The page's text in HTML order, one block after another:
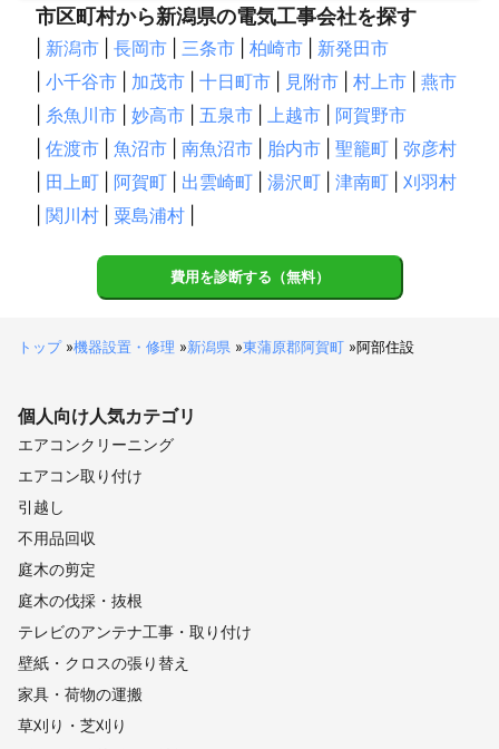
市区町村から新潟県の電気工事会社を探す
新潟市 長岡市 三条市 柏崎市
新発田市
小千谷市 加茂市 十日町市 見附市 村上市
燕市
糸魚川市 妙高市 五泉市 上越市
阿賀野市
佐渡市 魚沼市 南魚沼市 胎内市 聖籠町
弥彦村
田上町 阿賀町 出雲崎町 湯沢町 津南町
刈羽村
関川村 粟島浦村
費用を診断する（無料）
トップ»機器設置・修理 »新潟県 »東蒲原郡阿賀町 »阿部住設
個人向け人気カテゴリ
エアコンクリーニング
エアコン取り付け
引越し
不用品回収
庭木の剪定
庭木の伐採・抜根
テレビのアンテナ工事・取り付け
壁紙・クロスの張り替え
家具・荷物の運搬
草刈り・芝刈り